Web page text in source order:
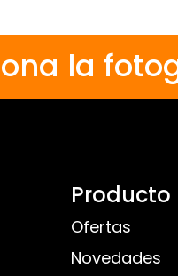
la
Producto
Ofertas
Novedades